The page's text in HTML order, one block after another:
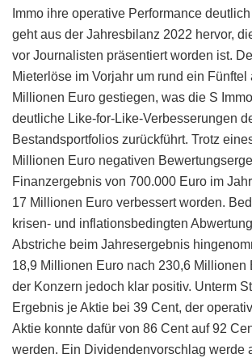
Immo ihre operative Performance
geht aus der Jahresbilanz 2022 hervor,
vor Journalisten präsentiert worden ist.
Mieterlöse im Vorjahr um rund ein Fünftel
Millionen Euro gestiegen, was die S
deutliche Like-for-Like-Verbesserungen
Bestandsportfolios zurückführt. Trotz
Millionen Euro negativen
Finanzergebnis von 700.000 Euro im
17 Millionen Euro verbessert worden.
krisen- und inflationsbedingten
Abstriche beim Jahresergebnis
18,9 Millionen Euro nach 230,6 Millionen
der Konzern jedoch klar positiv. Unterm
Ergebnis je Aktie bei 39 Cent, der
Aktie konnte dafür von 86 Cent auf 92
werden. Ein Dividendenvorschlag werde